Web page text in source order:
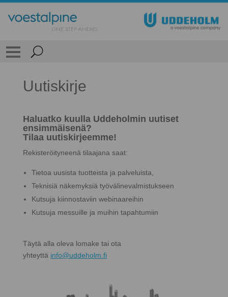
Uutiskirje
Haluatko kuulla Uddeholmin uutiset
ensimmäisenä?
Tilaa uutiskirjeemme!
Rekisteröityneenä tilaajana saat:
Tietoa uusista tuotteista ja palveluista,
Teknisiä näkemyksiä työvälinevalmistukseen
Kutsuja kiinnostaviin webinaareihin
Kutsuja messuille ja muihin tapahtumiin
Täytä alla oleva lomake tai ota
yhteyttä info@uddeholm.fi